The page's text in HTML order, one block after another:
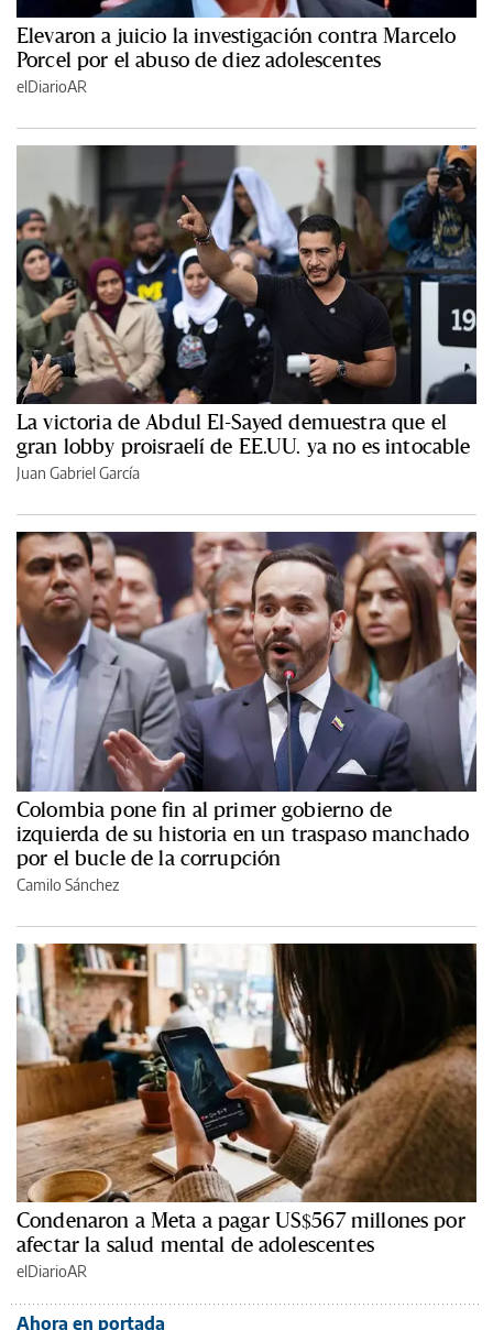
Elevaron a juicio la investigación contra Marcelo
Porcel por el abuso de diez adolescentes
elDiarioAR
La victoria de Abdul El-Sayed demuestra que el
gran lobby proisraelí de EE.UU. ya no es intocable
Juan Gabriel García
Colombia pone fin al primer gobierno de
izquierda de su historia en un traspaso manchado
por el bucle de la corrupción
Camilo Sánchez
Condenaron a Meta a pagar US$567 millones por
afectar la salud mental de adolescentes
elDiarioAR
Ahora en portada